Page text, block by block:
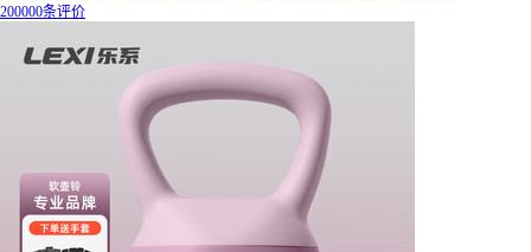
200000条评价